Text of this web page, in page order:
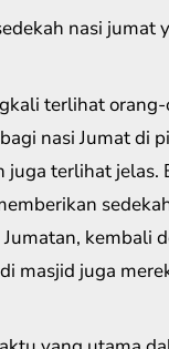
nasi jumat
terlihat
nasi Jumat di
juga terlihat jelas.
kembali
masjid juga